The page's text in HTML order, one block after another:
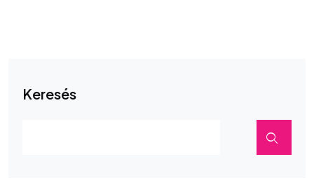
Keresés